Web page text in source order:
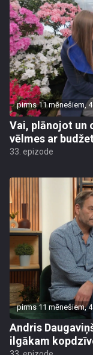
pirms 11 mēnešiem,
Vai, plānojot un
vēlmes ar
33. epizode
pirms 11 mēnešiem,
Andris
ilgākam